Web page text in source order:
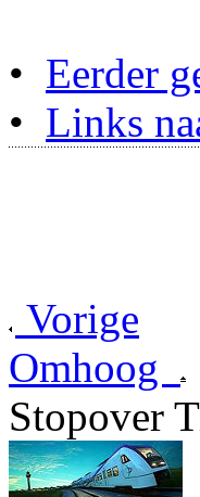
• Eerder
• Links
Vorige
Omhoog
Stopover